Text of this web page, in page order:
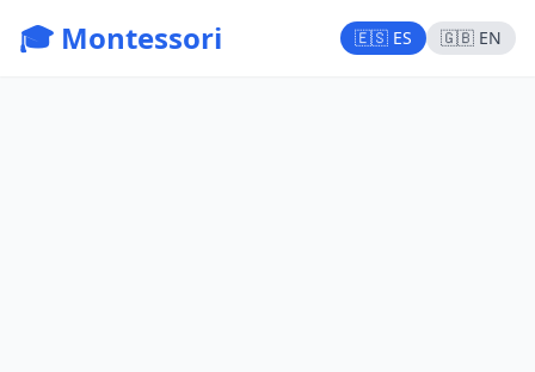
🎓 Montessori 🇪🇸 ES 🇬🇧 EN